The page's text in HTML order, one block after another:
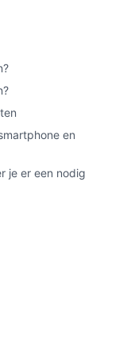
de
en
type product?
hoge
vaak meer
capaciteit écht
als je veel
wilt,
en
als je
en
je er een nodig